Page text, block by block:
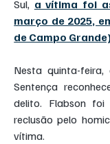
Sul, a vítima foi
março de 2025,
de Campo
Nesta quinta-
Sentença
delito. Flabson
reclusão pelo
vítima.